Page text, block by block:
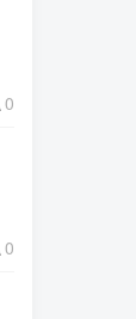
0
0